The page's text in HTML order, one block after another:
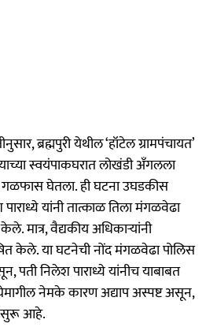
ब्रह्मपुरी येथील ‘हॉटेल ग्रामपंचायत’
स्वयंपाकघरात लोखंडी अँगलला
गळफास घेतला. ही घटना उघडकीस
यांनी तात्काळ तिला मंगळवेढा
मात्र, वैद्यकीय अधिकाऱ्यांनी
केले. या घटनेची नोंद मंगळवेढा पोलिस
पती निलेश पाराध्ये यांनीच याबाबत
नेमके कारण अद्याप अस्पष्ट असून,
सुरू आहे.